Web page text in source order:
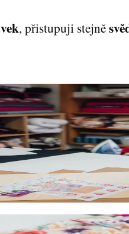
, přistupuji stejně